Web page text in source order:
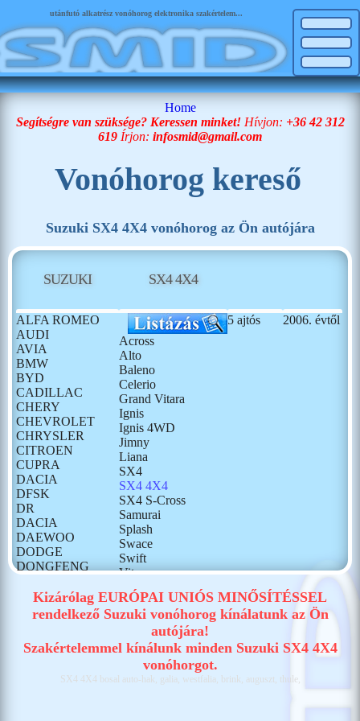
utánfutó alkatrész vonóhorog elektronika szakértelem...
Home
Segítségre van szüksége? Keressen minket! Hívjon: +36 42 312
619 Írjon: infosmid@gmail.com
Vonóhorog kereső
Suzuki SX4 4X4 vonóhorog az Ön autójára
SUZUKI SX4 4X4
ALFA ROMEO
AUDI
AVIA
BMW
BYD
CADILLAC
CHERY
CHEVROLET
CHRYSLER
CITROEN
CUPRA
DACIA
DFSK
DR
DACIA
DAEWOO
DODGE
DONGFENG
FORD
GONOW
HUMMER
Across
Alto
Baleno
Celerio
Grand Vitara
Ignis
Ignis 4WD
Jimny
Liana
SX4
SX4 4X4
SX4 S-Cross
Samurai
Splash
Swace
Swift
Vitara
Wagon R+
5 ajtós 2006. évtől
Kizárólag EURÓPAI UNIÓS MINŐSÍTÉSSEL
rendelkező Suzuki vonóhorog kínálatunk az Ön
autójára!
Szakértelemmel kínálunk minden Suzuki SX4 4X4
vonóhorgot.
SX4 4X4 bosal auto-hak, galia, westfalia, brink, auguszt, thule,